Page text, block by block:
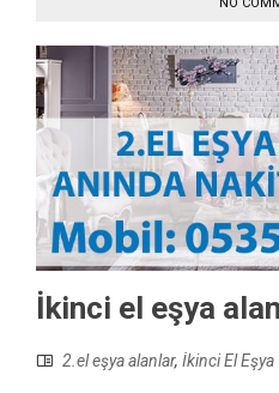
İkinci el eşya
2.el eşya alanlar, İkinci El Eşya